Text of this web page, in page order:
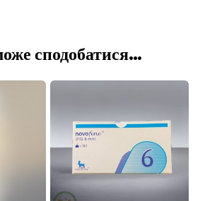
сподобатися…